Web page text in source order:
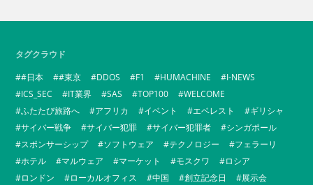
タグクラウド
#日本
#東京 DDOS F1 HUMACHINE
I-NEWS
ICS_SEC
IT業界 SAS TOP100
WELCOME
ふたたび旅路へ
アフリカ イベント エベレスト
ギリシャ
サイバー戦争
サイバー犯罪 サイバー犯罪者
シンガポール
スポンサーシップ
ソフトウェア テクノロジー
フェラーリ
ホテル
マルウェア マーケット モスクワ
ロシア
ロンドン
ローカルオフィス 中国 創立記念日
展示会